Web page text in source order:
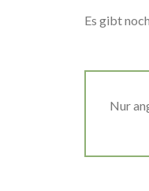
Es gibt
Nur